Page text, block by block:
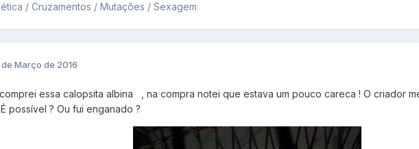
/ Cruzamentos / Mutações / Sexagem
de Março de 2016
essa calopsita albina , na compra notei que estava um pouco careca ! O criador
possível ? Ou fui enganado ?